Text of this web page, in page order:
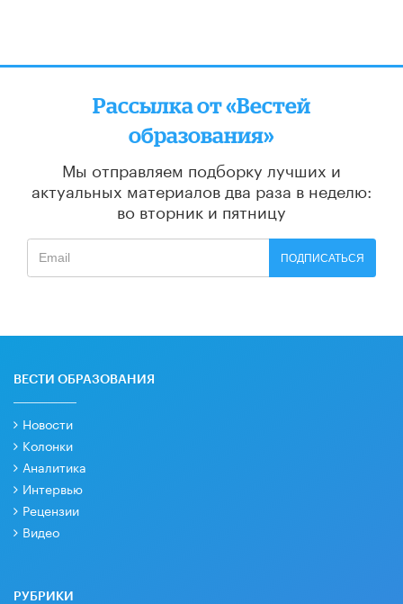
Рассылка от «Вестей
образования»
Мы отправляем подборку лучших и
актуальных материалов два раза в неделю:
во вторник и пятницу
ПОДПИСАТЬСЯ
ВЕСТИ ОБРАЗОВАНИЯ
Новости
Колонки
Аналитика
Интервью
Рецензии
Видео
РУБРИКИ